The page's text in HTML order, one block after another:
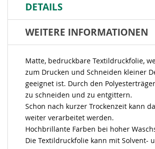
DETAILS
WEITERE INFORMATIONEN
Matte, bedruckbare Textildruckfolie,
zum Drucken und Schneiden kleiner
geeignet ist. Durch den
zu schneiden und zu entgittern.
Schon nach kurzer Trockenzeit kann
weiter verarbeitet werden.
Hochbrillante Farben bei hoher
Die Textildruckfolie kann mit Solvent-